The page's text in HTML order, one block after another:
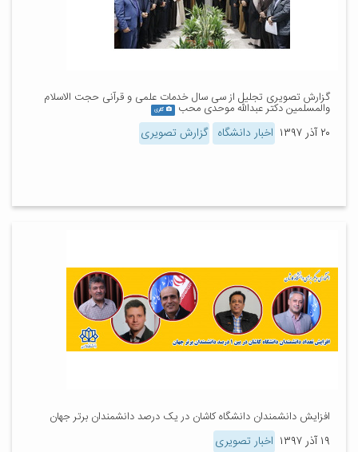
گزارش تصویری تجلیل از سی سال خدمات علمی و قرآنی حجت الاسلام
والمسلمین دکتر عبدالله موحدی محب گالری
۲۰ آذر ۱۳۹۷ اخبار دانشگاه گزارش تصویری
افزایش دانشمندان دانشگاه کاشان در یک درصد دانشمندان برتر جهان
۱۹ آذر ۱۳۹۷ اخبار تصویری